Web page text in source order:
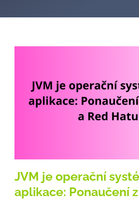
Kontakt
JVM je operační
aplikace: Ponaučení